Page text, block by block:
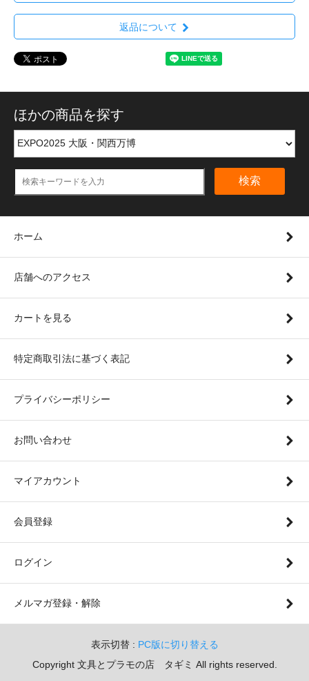
返品について
ほかの商品を探す
検索
ホーム
店舗へのアクセス
カートを見る
特定商取引法に基づく表記
プライバシーポリシー
お問い合わせ
マイアカウント
会員登録
ログイン
メルマガ登録・解除
表示切替 : PC版に切り替える
Copyright 文具とプラモの店 タギミ All rights reserved.